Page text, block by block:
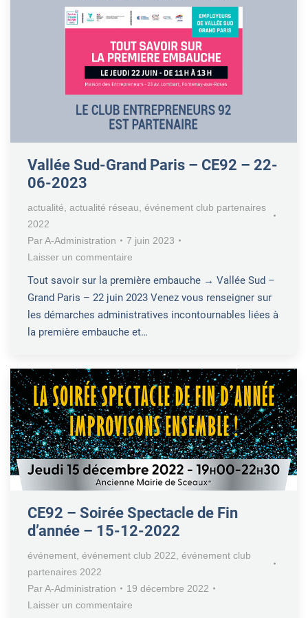
Vallée Sud-Grand Paris – CE92 – 22-
06-2023
actualité actualité réseau événement club partenaires
2022
ParA-Administration
7 juin 2023
Laisser un commentaire
Tout savoir sur la première embauche → Vallée Sud –
Grand Paris – 22 juin 2023 Venez vous renseigner sur
les démarches administratives incontournables liées à
la première embauche et…
CE92 – Soirée Spectacle de Fin
d’année – 15-12-2022
événement événement club 2022 événement club
partenaires 2022
ParA-Administration
19 décembre 2022
Laisser un commentaire